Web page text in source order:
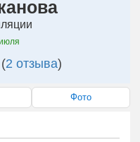
2 отзыва)
Фото